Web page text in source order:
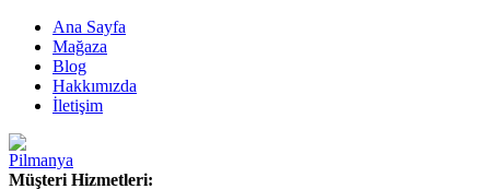
Ana Sayfa
Mağaza
Blog
Hakkımızda
İletişim
Müşteri Hizmetleri: